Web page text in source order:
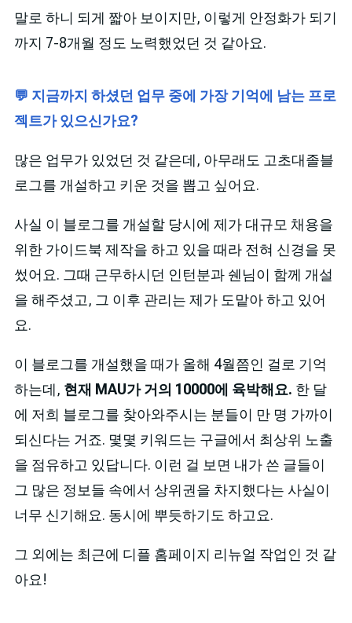
말로 하니 되게 짧아 보이지만, 이렇게 안정화가 되기
까지 7-8개월 정도 노력했었던 것 같아요.
💬 지금까지 하셨던 업무 중에 가장 기억에 남는 프로
젝트가 있으신가요?
많은 업무가 있었던 것 같은데, 아무래도 고초대졸블
로그를 개설하고 키운 것을 뽑고 싶어요.
사실 이 블로그를 개설할 당시에 제가 대규모 채용을
위한 가이드북 제작을 하고 있을 때라 전혀 신경을 못
썼어요. 그때 근무하시던 인턴분과 쉔님이 함께 개설
을 해주셨고, 그 이후 관리는 제가 도맡아 하고 있어
요.
이 블로그를 개설했을 때가 올해 4월쯤인 걸로 기억
하는데, 현재 MAU가 거의 10000에 육박해요. 한 달
에 저희 블로그를 찾아와주시는 분들이 만 명 가까이
되신다는 거죠. 몇몇 키워드는 구글에서 최상위 노출
을 점유하고 있답니다. 이런 걸 보면 내가 쓴 글들이
그 많은 정보들 속에서 상위권을 차지했다는 사실이
너무 신기해요. 동시에 뿌듯하기도 하고요.
그 외에는 최근에 디플 홈페이지 리뉴얼 작업인 것 같
아요!